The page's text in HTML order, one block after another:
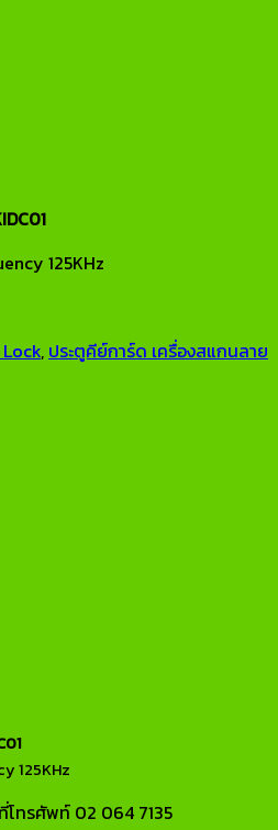
125KHz
, ประตูคีย์การ์ด เครื่องสแกนลาย
125KHz
โทรศัพท์ 02 064 7135